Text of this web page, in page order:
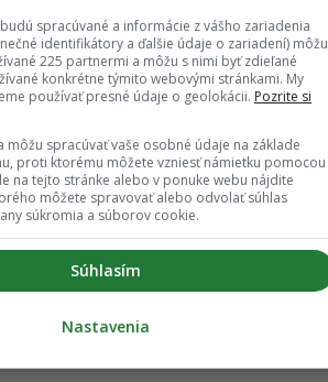
21.04.2026, 21:00
zamestnávateľov.
od januára prudko
minimálna sankcia?
aj pravidlá trestania.
spracúvané a informácie z vášho zariadenia
identifikátory a ďalšie údaje o zariadení) môžu
225 partnermi a môžu s nimi byť zdieľané
konkrétne týmito webovými stránkami. My
používať presné údaje o geolokácii. Pozrite si
spracúvať vaše osobné údaje na základe
proti ktorému môžete vzniesť námietku pomocou
na tejto stránke alebo v ponuke webu nájdite
môžete spravovať alebo odvolať súhlas
súkromia a súborov cookie.
Súhlasím
Nastavenia